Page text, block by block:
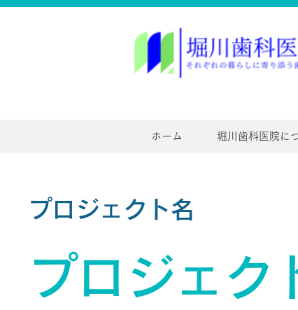
ホーム 堀川歯科医院に
プロジェクト名
プロジェク